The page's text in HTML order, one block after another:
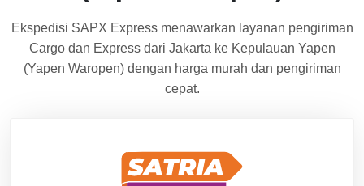
Ekspedisi SAPX Express menawarkan layanan pengiriman
Cargo dan Express dari Jakarta ke Kepulauan Yapen
(Yapen Waropen) dengan harga murah dan pengiriman
cepat.